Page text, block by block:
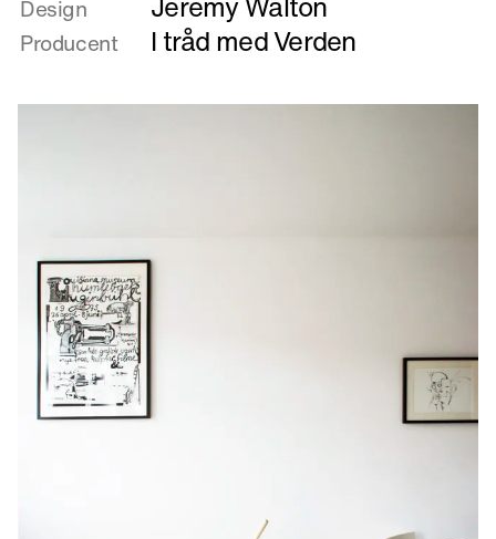
om
En
sKamel
–
Design
Producent I tråd med Verden